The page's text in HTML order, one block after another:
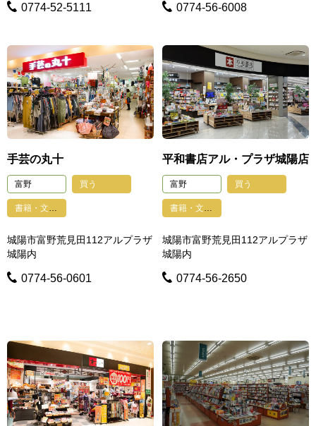
0774-52-5111 0774-56-6008
手芸の丸十
富野 買う
書籍・文具・雑貨・おもちゃ・手芸
城陽市富野荒見田112アルプラザ
城陽内
0774-56-0601
平和書店アル・プラザ城陽店
富野 買う
書籍・文具・雑貨・おもちゃ・手芸
城陽市富野荒見田112アルプラザ
城陽内
0774-56-2650